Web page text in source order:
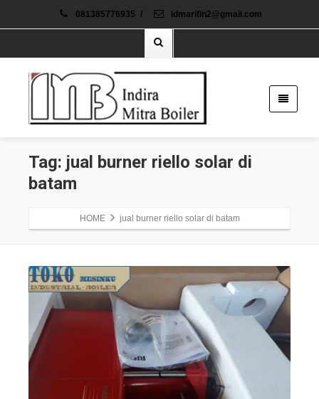
081385776935 / idmarifin2@gmail.com
Tag: jual burner riello solar di
batam
HOME jual burner riello solar di batam